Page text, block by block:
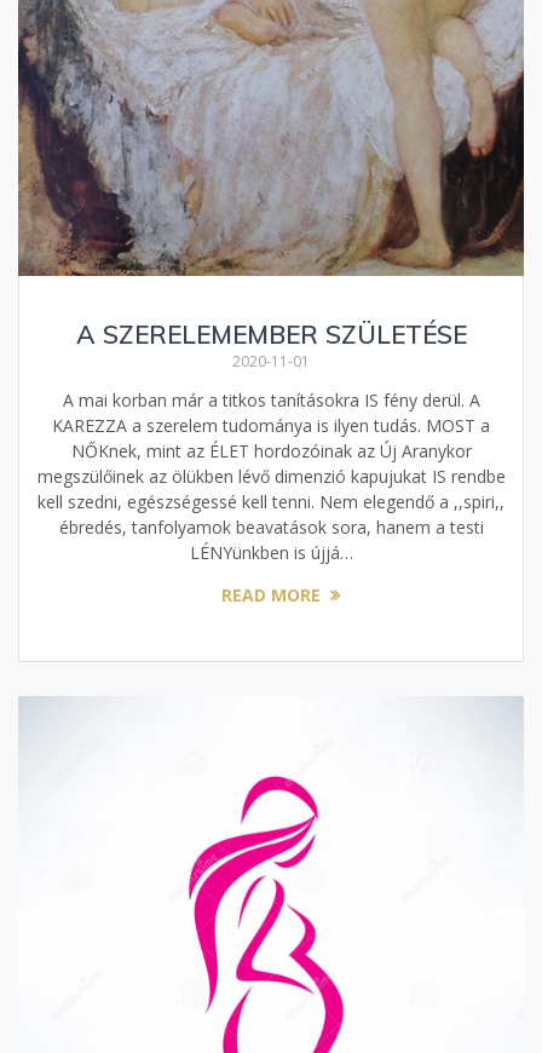
A SZERELEMEMBER SZÜLETÉSE
2020-11-01
A mai korban már a titkos tanításokra IS fény derül. A
KAREZZA a szerelem tudománya is ilyen tudás. MOST a
NŐKnek, mint az ÉLET hordozóinak az Új Aranykor
megszülőinek az ölükben lévő dimenzió kapujukat IS rendbe
kell szedni, egészségessé kell tenni. Nem elegendő a ,,spiri,,
ébredés, tanfolyamok beavatások sora, hanem a testi
LÉNYünkben is újjá…
READ MORE